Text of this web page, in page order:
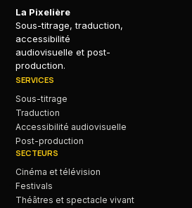
La Pixelière
Sous-titrage, traduction,
accessibilité
audiovisuelle et post-
production.
SERVICES
Sous-titrage
Traduction
Accessibilité audiovisuelle
Post-production
SECTEURS
Cinéma et télévision
Festivals
Théâtres et spectacle vivant